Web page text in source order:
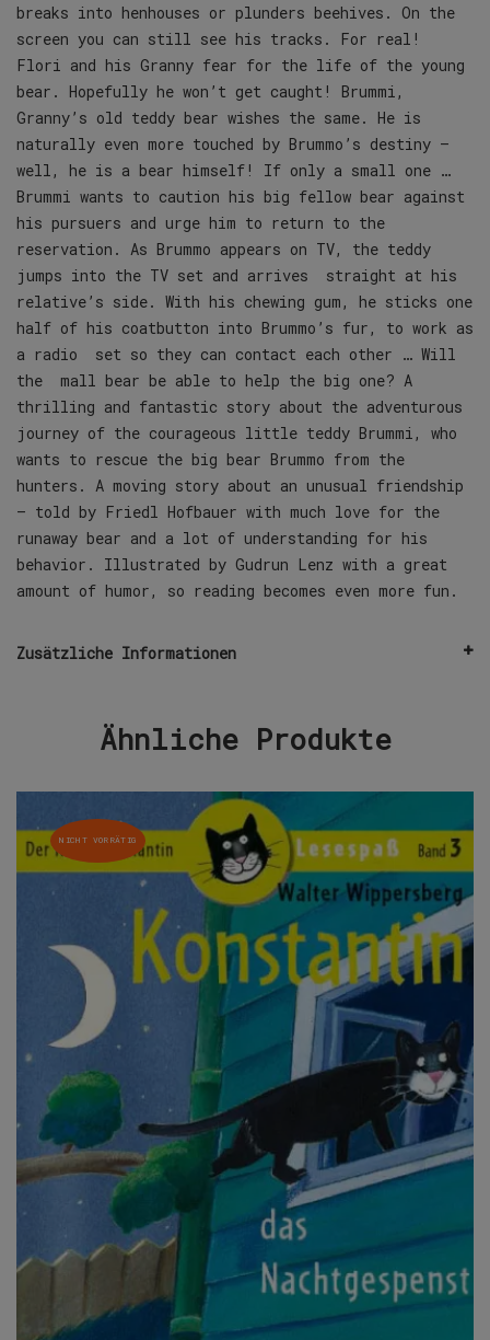
breaks into henhouses or plunders beehives. On the
screen you can still see his tracks. For real!
Flori and his Granny fear for the life of the young
bear. Hopefully he won’t get caught! Brummi,
Granny’s old teddy bear wishes the same. He is
naturally even more touched by Brummo’s destiny –
well, he is a bear himself! If only a small one …
Brummi wants to caution his big fellow bear against
his pursuers and urge him to return to the
reservation. As Brummo appears on TV, the teddy
jumps into the TV set and arrives straight at his
relative’s side. With his chewing gum, he sticks one
half of his coatbutton into Brummo’s fur, to work as
a radio set so they can contact each other … Will
the mall bear be able to help the big one? A
thrilling and fantastic story about the adventurous
journey of the courageous little teddy Brummi, who
wants to rescue the big bear Brummo from the
hunters. A moving story about an unusual friendship
– told by Friedl Hofbauer with much love for the
runaway bear and a lot of understanding for his
behavior. Illustrated by Gudrun Lenz with a great
amount of humor, so reading becomes even more fun.
Zusätzliche Informationen
Ähnliche Produkte
NICHT VORRÄTIG